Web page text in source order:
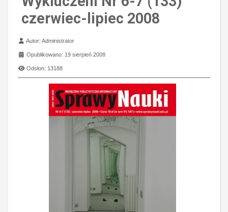
czerwiec-lipiec 2008
Szczegóły
Autor:Administrator
Opublikowano: 19 sierpień 2008
Odsłon: 13188